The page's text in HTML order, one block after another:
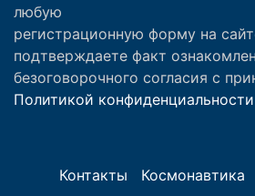
любую
регистрационную форму на
подтверждаете факт
безоговорочного согласия с
Политикой
Контакты Космонавтика